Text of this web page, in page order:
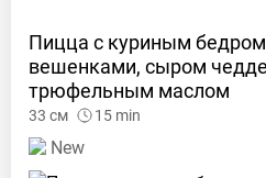
Пицца с куриным
вешенками, сыром
трюфельным маслом
33 см 15 min
New